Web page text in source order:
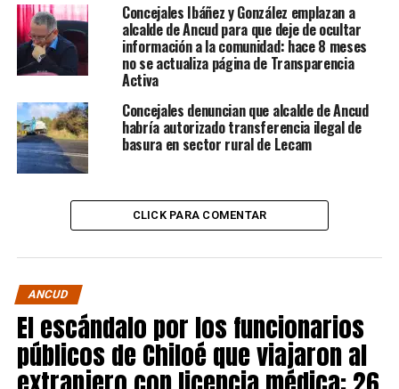
Concejales Ibáñez y González emplazan a
alcalde de Ancud para que deje de ocultar
información a la comunidad: hace 8 meses
no se actualiza página de Transparencia
Activa
Concejales denuncian que alcalde de Ancud
habría autorizado transferencia ilegal de
basura en sector rural de Lecam
CLICK PARA COMENTAR
ANCUD
El escándalo por los funcionarios
públicos de Chiloé que viajaron al